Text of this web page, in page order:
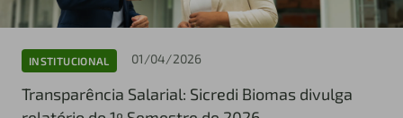
INSTITUCIONAL 01/04/2026
Transparência Salarial: Sicredi Biomas divulga